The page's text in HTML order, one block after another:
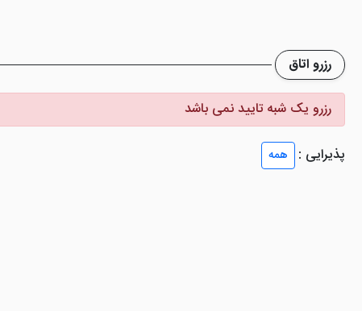
مدرنی چیده شده‌اند. در رستوران هتل گراند کیش انواع غذاهای
داشته است. پرسنل مجربی در این بخش نیز مشغول به کار هستند.
قرار داده تا مخاطبان این سایت محبوب، با کیفیتی بالا ناظر عکس‌های
اتاق چمدان، چایخانه، نمازخانه، بالکن قابل استفاده، صندوق
رزرو اتاق
رزرو یک شبه تایید نمی باشد
پذیرایی : همه